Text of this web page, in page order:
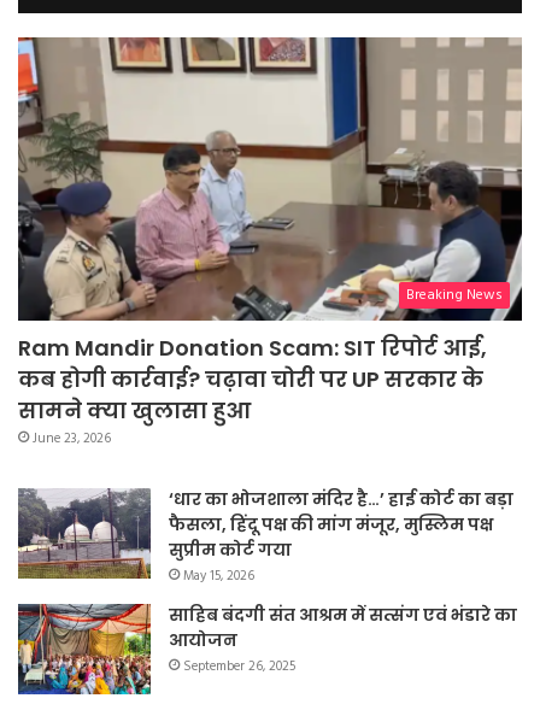
Breaking News
Ram Mandir Donation Scam: SIT रिपोर्ट आई,
कब होगी कार्रवाई? चढ़ावा चोरी पर UP सरकार के
सामने क्या खुलासा हुआ
June 23, 2026
‘धार का भोजशाला मंदिर है…’ हाई कोर्ट का बड़ा
फैसला, हिंदू पक्ष की मांग मंजूर, मुस्लिम पक्ष
सुप्रीम कोर्ट गया
May 15, 2026
साहिब बंदगी संत आश्रम में सत्संग एवं भंडारे का
आयोजन
September 26, 2025